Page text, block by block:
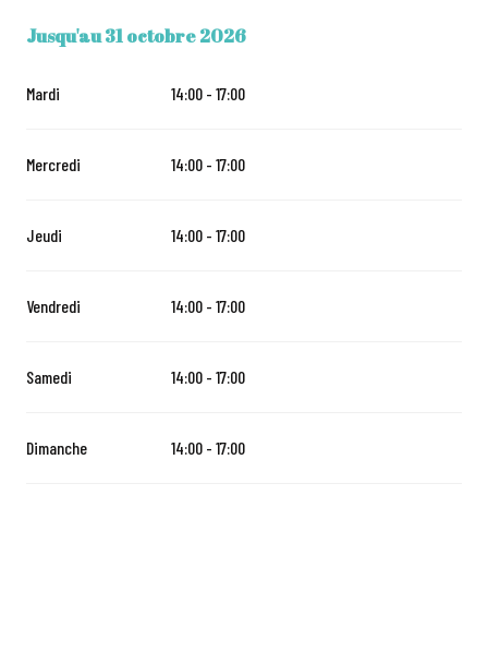
DU4 AVRIL 2026AU31 OCTOBRE 2026
Jusqu'au31 octobre 2026
Mardi 14:00 - 17:00
Mercredi 14:00 - 17:00
Jeudi 14:00 - 17:00
Vendredi 14:00 - 17:00
Samedi 14:00 - 17:00
Dimanche 14:00 - 17:00